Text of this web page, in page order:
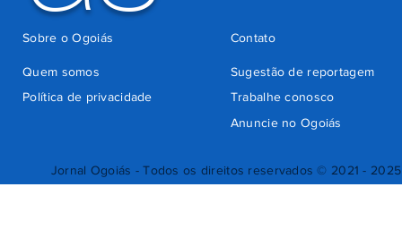
Jornal Ogoiás - Todos os direitos reservados © 2021 - 2025
Quem somos
Sugestão de reportagem
Trabalhe conosco
Política de privacidade
Anuncie no Ogoiás
Contato
Sobre o Ogoiás